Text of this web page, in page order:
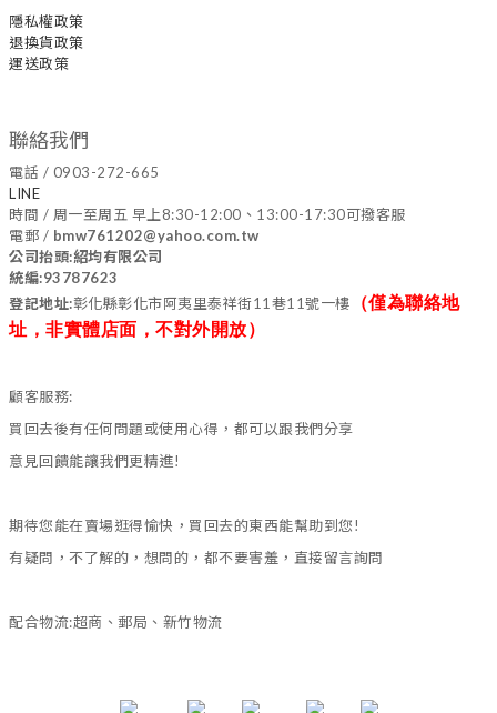
隱私權政策
退換貨政策
運送政策
聯絡我們
電話 / 0903-272-665
LINE
時間 / 周一至周五 早上8:30-12:00、13:00-17:30可撥客服
電郵 / bmw761202@yahoo.com.tw
公司抬頭:紹均有限公司
統編:93787623
登記地址:彰化縣彰化市阿夷里泰祥街11巷11號一樓
（僅為聯絡地
址，非實體店面，不對外開放）
顧客服務:
買回去後有任何問題或使用心得，都可以跟我們分享
意見回饋能讓我們更精進!
期待您能在賣場逛得愉快，買回去的東西能幫助到您!
有疑問，不了解的，想問的，都不要害羞，直接留言詢問
配合物流:超商、郵局、新竹物流